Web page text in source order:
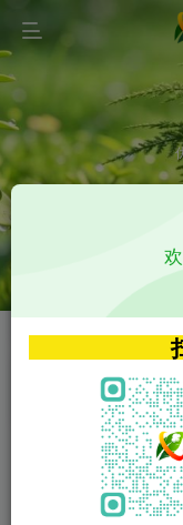
VIP特权介绍
VIP特权介绍
VIP特权介绍